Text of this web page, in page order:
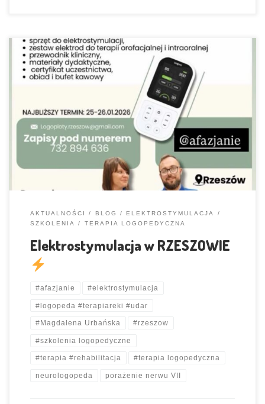
Na zaproszenie grupy logopedów i terapeutów z RZESZOWA mamy
przyjemność szkolić tam gościnnie 25-26.01.2026
chętnych z okolic
AKTUALNOŚCI BLOG
ELEKTROSTYMULACJA
SZKOLENIA
TERAPIA LOGOPEDYCZNA
Elektrostymulacja w RZESZOWIE
#afazjanie #elektrostymulacja
#logopeda #terapiareki #udar
#Magdalena Urbańska #rzeszow
#szkolenia logopedyczne
#terapia #rehabilitacja #terapia logopedyczna
neurologopeda porażenie nerwu VII